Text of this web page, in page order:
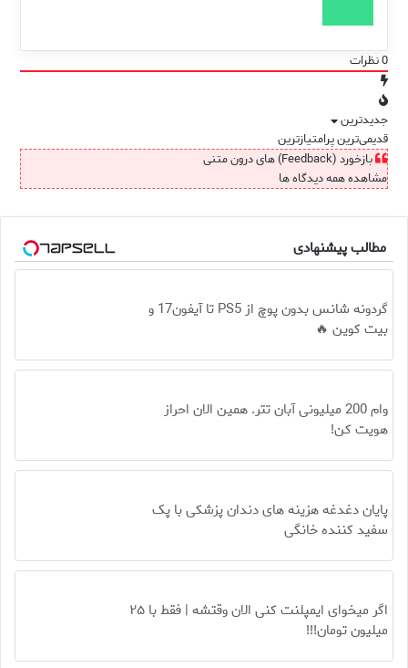
0نظرات
جدیدترین
قدیمی‌ترینپرامتیازترین
بازخورد (Feedback) های درون متنی
مشاهده همه دیدگاه ها
مطالب پیشنهادی
گردونه شانس بدون پوچ از PS5 تا آیفون17 و
بیت کوین 🔥
وام 200 میلیونی آبان تتر. همین الان احراز
هویت کن!
پایان دغدغه هزینه های دندان پزشکی با پک
سفید کننده خانگی
اگر میخوای ایمپلنت کنی الان وقتشه | فقط با ۲۵
میلیون تومان!!!